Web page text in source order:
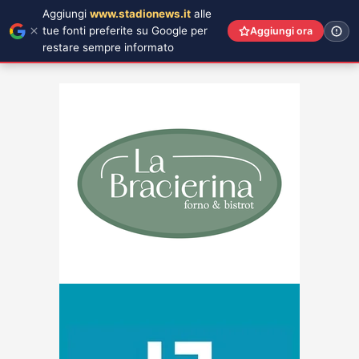
Aggiungi www.stadionews.it alle
tue fonti preferite su Google per
restare sempre informato
Aggiungi ora